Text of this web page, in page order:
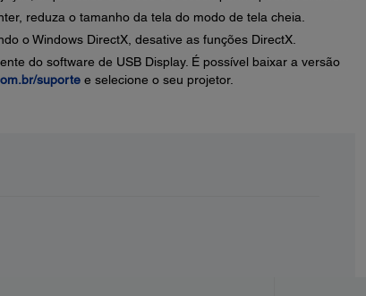
reduza o tamanho da tela do modo de tela cheia.
o Windows DirectX, desative as funções DirectX.
do software de USB Display. É possível baixar a versão
suportee selecione o seu projetor.